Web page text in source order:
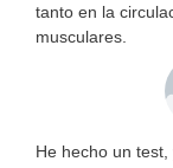
tanto en la
musculares.
He hecho un